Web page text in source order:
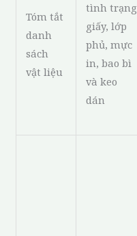
Tóm tắt
danh
sách
vật liệu
tình trạng
giấy, lớp
phủ, mực
in, bao bì
và keo
dán